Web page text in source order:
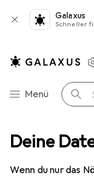
Deine
Wenn du nur das
Galaxus
Schneller
Navigation nach
Menü Suche
Zolux Set of 2